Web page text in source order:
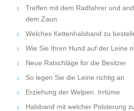
Treffen mit dem Radfahrer und
dem Zaun
Welches Kettenhalsband zu
Wie Sie Ihren Hund auf der Leine
Neue Ratschläge für die Besitzer
So legen Sie die Leine richtig an
Erziehung der Welpen. Irrtüme
Halsband mit welcher Polsterung